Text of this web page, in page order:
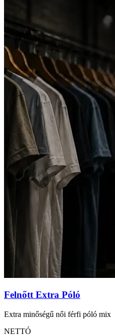
Felnőtt Extra Póló
Extra minőségű női férfi póló mix
NETTÓ